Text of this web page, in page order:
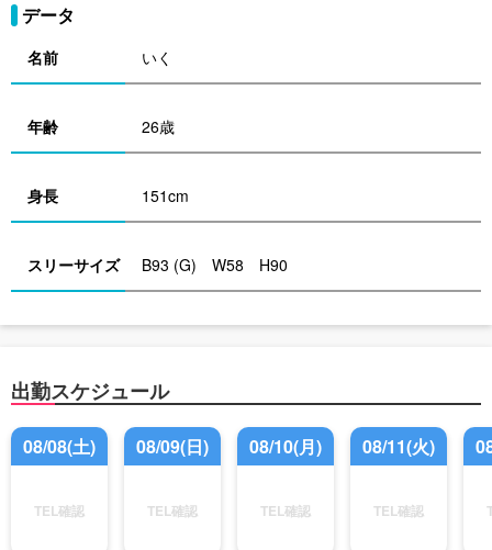
データ
名前 いく
年齢 26歳
身長 151cm
スリーサイズ B93 (G) W58 H90
出勤スケジュール
08/08(土)
TEL確認
08/09(日)
TEL確認
08/10(月)
TEL確認
08/11(火)
TEL確認